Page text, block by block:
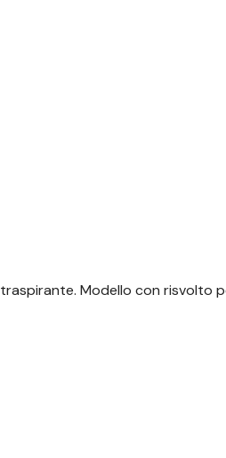
traspirante. Modello con risvolto